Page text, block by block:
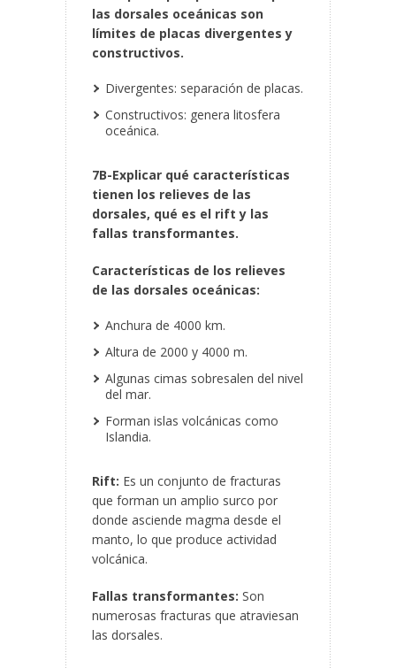
las dorsales oceánicas son
límites de placas divergentes y
constructivos.
Divergentes: separación de placas.
Constructivos: genera litosfera
oceánica.
7B-Explicar qué características
tienen los relieves de las
dorsales, qué es el rift y las
fallas transformantes.
Características de los relieves
de las dorsales oceánicas:
Anchura de 4000 km.
Altura de 2000 y 4000 m.
Algunas cimas sobresalen del nivel
del mar.
Forman islas volcánicas como
Islandia.
Rift: Es un conjunto de fracturas
que forman un amplio surco por
donde asciende magma desde el
manto, lo que produce actividad
volcánica.
Fallas transformantes: Son
numerosas fracturas que atraviesan
las dorsales.